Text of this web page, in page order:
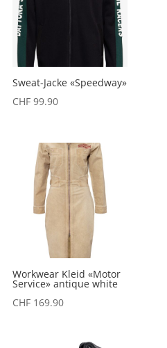
Sweat-Jacke «Speedway»
CHF99.90
Workwear Kleid «Motor
Service» antique white
CHF169.90